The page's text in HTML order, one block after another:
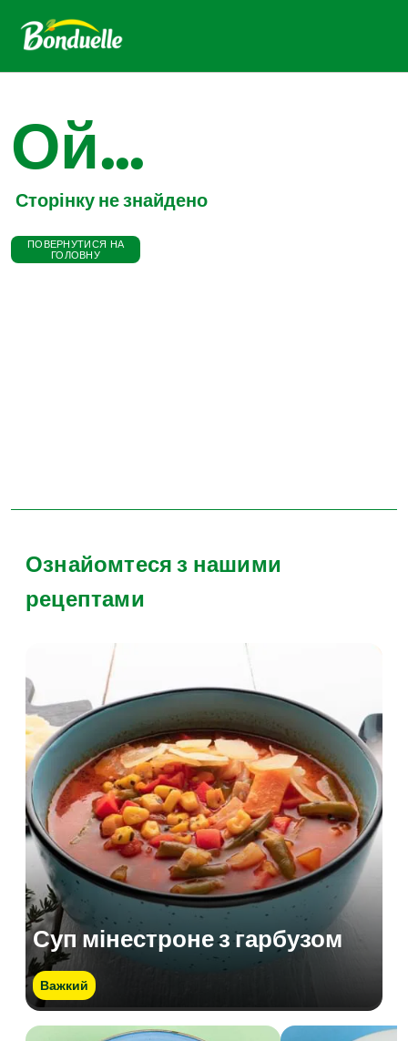
Ой...
Сторінку не знайдено
ПОВЕРНУТИСЯ НА
ГОЛОВНУ
Ознайомтеся з нашими
рецептами
Суп мінестроне з гарбузом
Важкий